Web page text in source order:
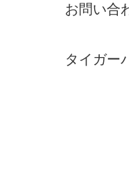
お問い合
タイガー